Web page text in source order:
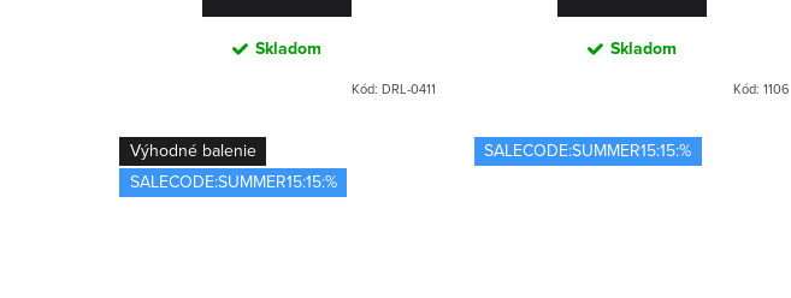
Skladom
Kód: DRL-0411
Skladom
Kód: 1106
Výhodné balenie
SALECODE:SUMMER15:15:%
SALECODE:SUMMER15:15:%